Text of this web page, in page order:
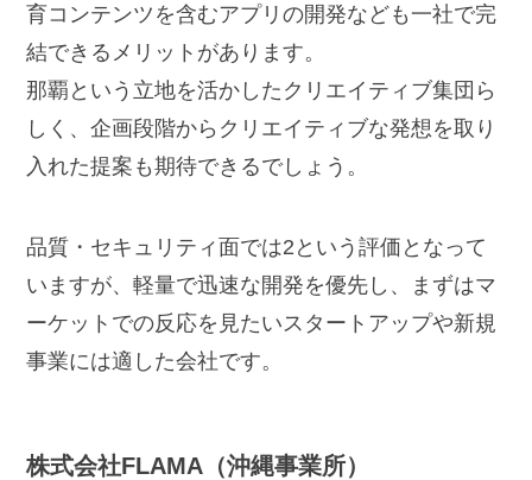
育コンテンツを含むアプリの開発なども一社で完
結できるメリットがあります。
那覇という立地を活かしたクリエイティブ集団ら
しく、企画段階からクリエイティブな発想を取り
入れた提案も期待できるでしょう。
品質・セキュリティ面では2という評価となって
いますが、軽量で迅速な開発を優先し、まずはマ
ーケットでの反応を見たいスタートアップや新規
事業には適した会社です。
株式会社FLAMA（沖縄事業所）